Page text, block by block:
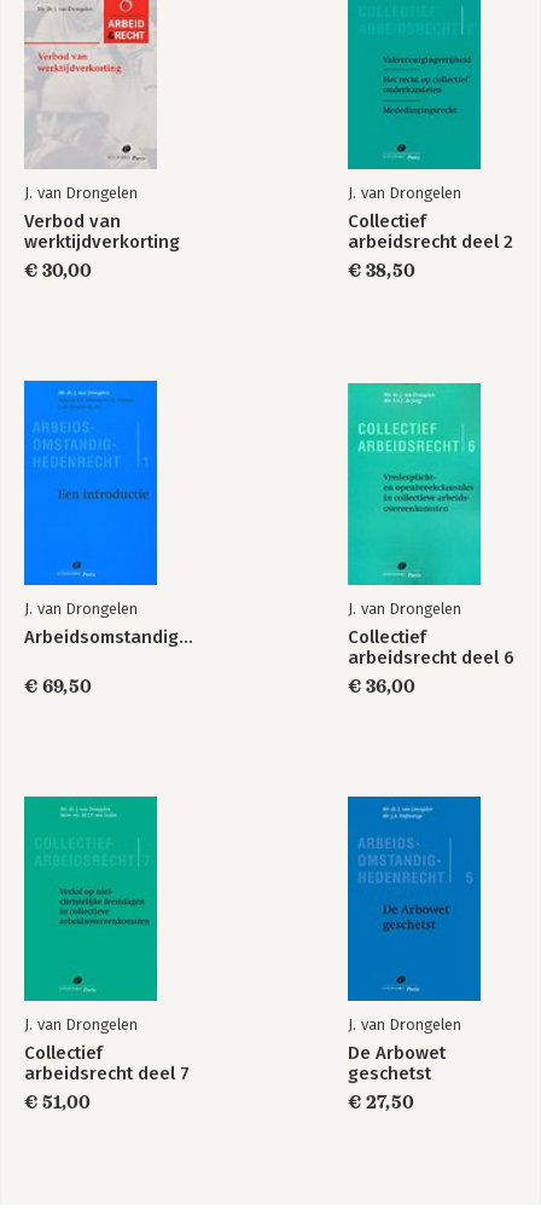
transparante en
voorspelbare
Bekijk alle boeken
J. van Drongelen
Verbod van
werktijdverkorting
€ 30,00
J. van Drongelen
Collectief
arbeidsrecht deel 2
€ 38,50
J. van Drongelen
Arbeidsomstandighedenrecht
€ 69,50
J. van Drongelen
Collectief
arbeidsrecht deel 6
€ 36,00
J. van Drongelen
Collectief
arbeidsrecht deel 7
€ 51,00
J. van Drongelen
De Arbowet
geschetst
€ 27,50